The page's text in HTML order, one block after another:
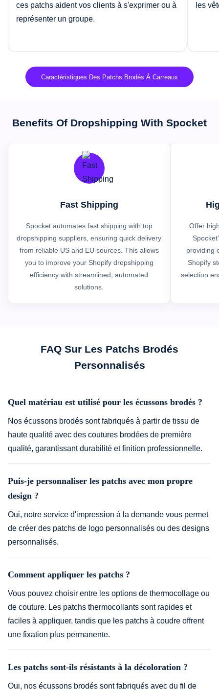
ces patchs aident vos clients à s'exprimer ou à
représenter un groupe.
les
Caractéristiques Des Patchs Brodés À Carreaux
Benefits Of Dropshipping With Spocket
Fast Shipping
Spocket automates fast shipping with top
dropshipping suppliers, ensuring quick delivery
from reliable US and EU sources. This allows
you to improve your Shopify dropshipping
efficiency with streamlined, automated
solutions.
Offer
providing
Shopify
selection
FAQ Sur Les Patchs Brodés
Personnalisés
Quel matériau est utilisé pour les écussons brodés ?
Nos écussons brodés sont fabriqués à partir de tissu de
haute qualité avec des coutures brodées de première
qualité, garantissant durabilité et finition professionnelle.
Puis-je personnaliser les patchs avec mon propre
design ?
Oui, notre service d'impression à la demande vous permet
de créer des patchs de logo personnalisés ou des designs
personnalisés.
Comment appliquer les patchs ?
Vous pouvez choisir entre les options de thermocollage ou
de couture. Les patchs thermocollants sont rapides et
faciles à appliquer, tandis que les patchs à coudre offrent
une fixation plus permanente.
Les patchs sont-ils résistants à la décoloration ?
Oui, nos écussons brodés sont fabriqués avec du fil de